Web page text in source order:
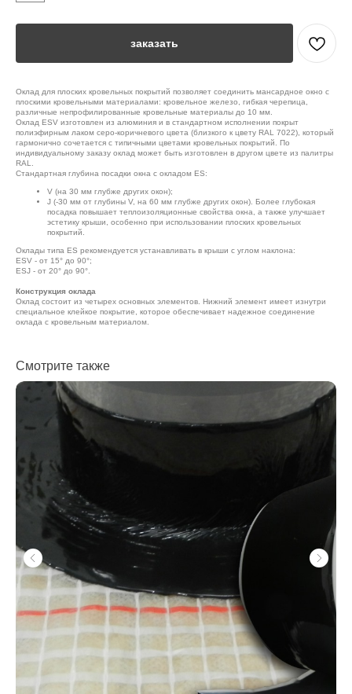
заказать
Оклад для плоских кровельных покрытий позволяет соединить мансардное окно с
плоскими кровельными материалами: кровельное железо, гибкая черепица,
различные непрофилированные кровельные материалы до 10 мм.
Оклад ESV изготовлен из алюминия и в стандартном исполнении покрыт
полиэфирным лаком серо-коричневого цвета (близкого к цвету RAL 7022), который
гармонично сочетается с типичными цветами кровельных покрытий. По
индивидуальному заказу оклад может быть изготовлен в другом цвете из палитры
RAL.
Стандартная глубина посадки окна с окладом ES:
V (на 30 мм глубже других окон);
J (-30 мм от глубины V, на 60 мм глубже других окон). Более глубокая
посадка повышает теплоизоляционные свойства окна, а также улучшает
эстетику крыши, особенно при использовании плоских кровельных
покрытий.
Оклады типа ES рекомендуется устанавливать в крыши с углом наклона:
ESV - от 15° до 90°;
ESJ - от 20° до 90°.
Конструкция оклада
Оклад состоит из четырех основных элементов. Нижний элемент имеет изнутри
специальное клейкое покрытие, которое обеспечивает надежное соединение
оклада с кровельным материалом.
Смотрите также